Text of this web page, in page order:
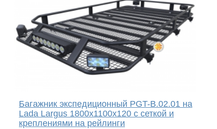
Багажник экспедиционный PGT-B.02.01 на
Lada Largus 1800х1100х120 с сеткой и
креплениями на рейлинги